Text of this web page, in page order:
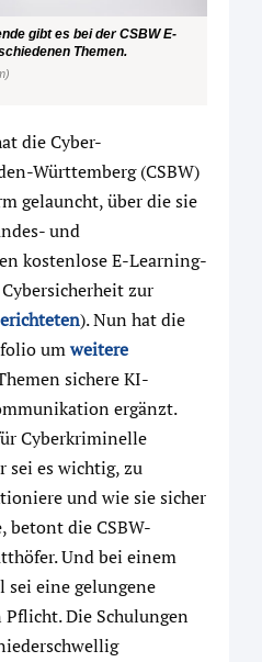
gibt es bei der CSBW E-
Themen.
die Cyber-
Württemberg (CSBW)
gelauncht, über die sie
und
kostenlose E-Learning-
zur
). Nun hat die
umweitere
sichere KI-
ergänzt.
Cyberkriminelle
sei es wichtig, zu
und wie sie sicher
betont die CSBW-
Und bei einem
sei eine gelungene
Die Schulungen